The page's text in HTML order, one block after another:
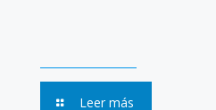
Leer más